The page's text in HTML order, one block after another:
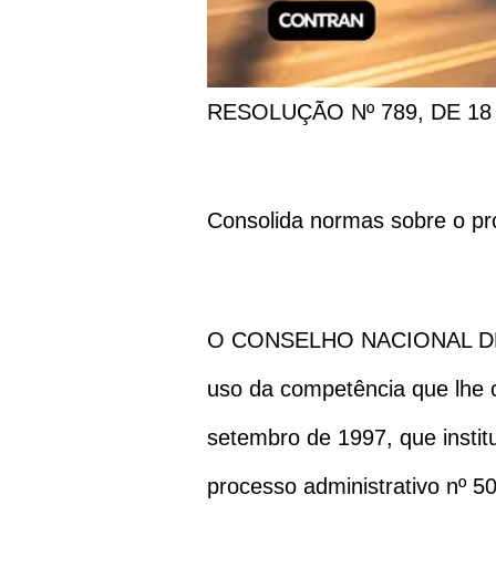
RESOLUÇÃO Nº 789, DE
Consolida normas sobre o
O CONSELHO NACIONAL
uso da competência que
setembro de 1997, que
processo administrativo nº